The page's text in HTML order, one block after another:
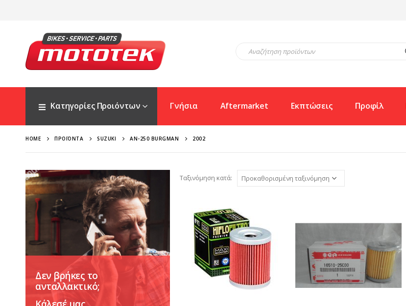
Κατηγορίες Προιόντων Γνήσια Aftermarket Εκπτώσεις Προφίλ
HOME ΠΡΟΪΌΝΤΑ SUZUKI AN-250 BURGMAN 2002
Ταξινόμηση κατά:
Δεν βρήκες το
ανταλλακτικό;